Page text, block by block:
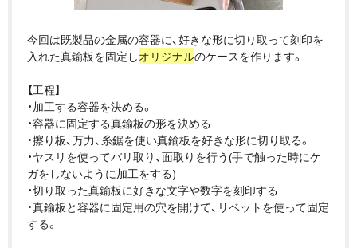
今回は既製品の金属の容器に、好きな形に切り取って刻印を
入れた真鍮板を固定しオリジナルのケースを作ります。
【工程】
・加工する容器を決める。
・容器に固定する真鍮板の形を決める
・擦り板、万力、糸鋸を使い真鍮板を好きな形に切り取る。
・ヤスリを使ってバリ取り、面取りを行う(手で触った時にケ
ガをしないように加工をする)
・切り取った真鍮板に好きな文字や数字を刻印する
・真鍮板と容器に固定用の穴を開けて、リベットを使って固定
する。